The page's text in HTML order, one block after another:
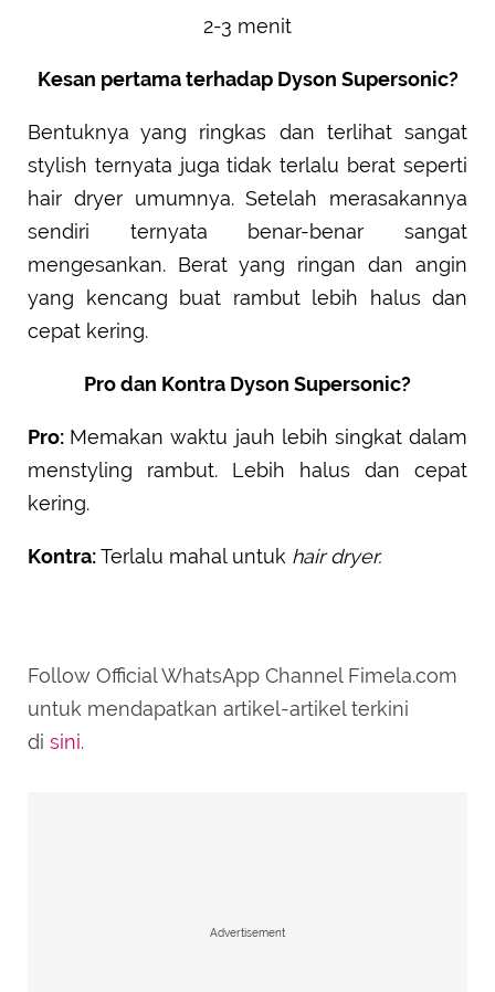
2-3 menit
Kesan pertama terhadap Dyson Supersonic?
Bentuknya yang ringkas dan terlihat sangat
stylish ternyata juga tidak terlalu berat seperti
hair dryer umumnya. Setelah merasakannya
sendiri ternyata benar-benar sangat
mengesankan. Berat yang ringan dan angin
yang kencang buat rambut lebih halus dan
cepat kering.
Pro dan Kontra Dyson Supersonic?
Pro: Memakan waktu jauh lebih singkat dalam
menstyling rambut. Lebih halus dan cepat
kering.
Kontra:Terlalu mahal untuk hair dryer.
Follow Official WhatsApp Channel Fimela.com
untuk mendapatkan artikel-artikel terkini
di sini.
Advertisement